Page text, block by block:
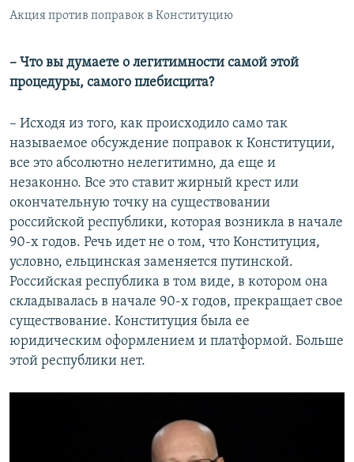
Акция против поправок в Конституцию
– Что вы думаете о легитимности самой этой
процедуры, самого плебисцита?
– Исходя из того, как происходило само так
называемое обсуждение поправок к Конституции,
все это абсолютно нелегитимно, да еще и
незаконно. Все это ставит жирный крест или
окончательную точку на существовании
российской республики, которая возникла в начале
90-х годов. Речь идет не о том, что Конституция,
условно, ельцинская заменяется путинской.
Российская республика в том виде, в котором она
складывалась в начале 90-х годов, прекращает свое
существование. Конституция была ее
юридическим оформлением и платформой. Больше
этой республики нет.